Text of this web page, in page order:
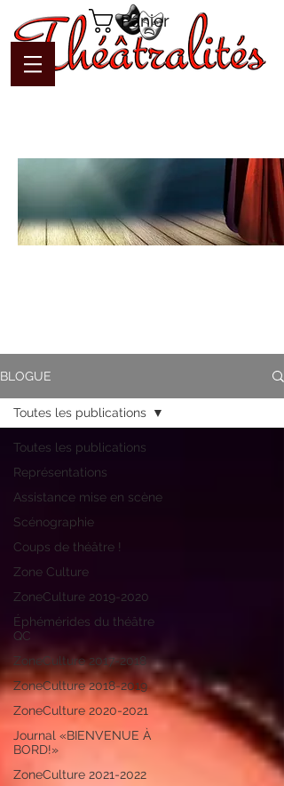
Panier
BLOGUE
Toutes les publications
Représentations
Assistance mise en scène
Scénographie
Coups de théâtre !
Zone Culture
ZoneCulture 2019-2020
Éphémérides du théâtre
QC
ZoneCulture 2017-2018
ZoneCulture 2018-2019
ZoneCulture 2020-2021
Journal «BIENVENUE À
BORD!»
ZoneCulture 2021-2022
Toutes les publications